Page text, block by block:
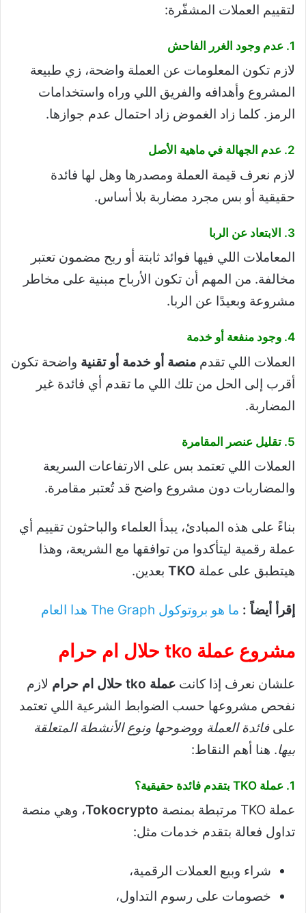
لتقييم العملات المشفّرة:
1. عدم وجود الغرر الفاحش
لازم تكون المعلومات عن العملة واضحة، زي طبيعة
المشروع وأهدافه والفريق اللي وراه واستخدامات
الرمز. كلما زاد الغموض زاد احتمال عدم جوازها.
2. عدم الجهالة في ماهية الأصل
لازم نعرف قيمة العملة ومصدرها وهل لها فائدة
حقيقية أو بس مجرد مضاربة بلا أساس.
3. الابتعاد عن الربا
المعاملات اللي فيها فوائد ثابتة أو ربح مضمون تعتبر
مخالفة. من المهم أن تكون الأرباح مبنية على مخاطر
مشروعة وبعيدًا عن الربا.
4. وجود منفعة أو خدمة
العملات اللي تقدم منصة أو خدمة أو تقنية واضحة تكون
أقرب إلى الحل من تلك اللي ما تقدم أي فائدة غير
المضاربة.
5. تقليل عنصر المقامرة
العملات اللي تعتمد بس على الارتفاعات السريعة
والمضاربات دون مشروع واضح قد تُعتبر مقامرة.
بناءً على هذه المبادئ، يبدأ العلماء والباحثون تقييم أي
عملة رقمية ليتأكدوا من توافقها مع الشريعة، وهذا
هيتطبق على عملة TKO بعدين.
إقرأ أيضاً : ما هو بروتوكول The Graph هدا العام
مشروع عملة tko حلال ام حرام
علشان نعرف إذا كانت عملة tko حلال ام حرام
لازم
نفحص مشروعها حسب الضوابط الشرعية اللي تعتمد
علىفائدة العملة ووضوحها ونوع الأنشطة المتعلقة
بيها. هنا أهم النقاط:
1. عملة TKO بتقدم فائدة حقيقية؟
عملة TKO مرتبطة بمنصة Tokocrypto، وهي منصة
تداول فعالة بتقدم خدمات مثل:
شراء وبيع العملات الرقمية،
خصومات على رسوم التداول،